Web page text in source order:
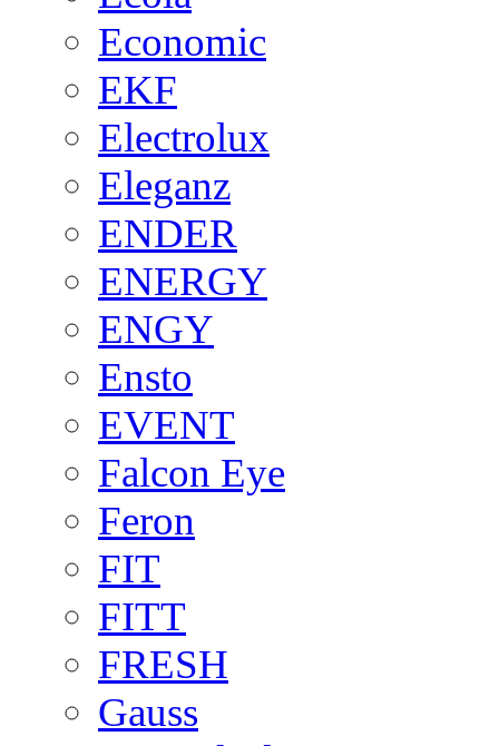
Economic
EKF
Electrolux
Eleganz
ENDER
ENERGY
ENGY
Ensto
EVENT
Falcon Eye
Feron
FIT
FITT
FRESH
Gauss